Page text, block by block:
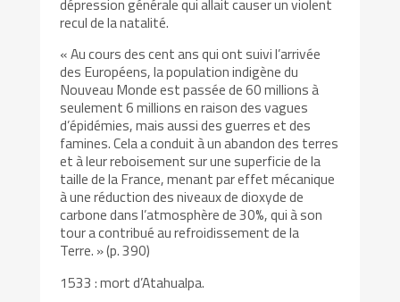
recul de la natalité.
« Au cours des cent ans qui ont suivi l’arrivée
des Européens, la population indigène du
Nouveau Monde est passée de 60 millions à
seulement 6 millions en raison des vagues
d’épidémies, mais aussi des guerres et des
famines. Cela a conduit à un abandon des terres
et à leur reboisement sur une superficie de la
taille de la France, menant par effet mécanique
à une réduction des niveaux de dioxyde de
carbone dans l’atmosphère de 30%, qui à son
tour a contribué au refroidissement de la
Terre. » (p. 390)
1533 : mort d’Atahualpa.